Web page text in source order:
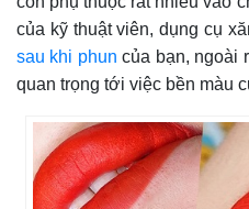
của kỹ thuật viên, dụng cụ
sau khi phun của bạn, ngoài
quan trọng tới việc bền màu